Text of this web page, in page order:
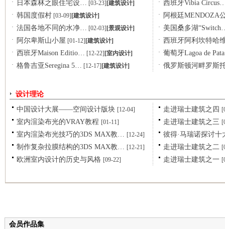
·
日本森林之眼住宅设… [03-23] [建筑设计]
· 韩国度假村[03-09] [建筑设计]
· 法国各地不同的水净… [02-03] [景观设计]
·
阿尔卑斯山小屋 [01-12] [建筑设计]
· 西班牙Maison Editio… [12-22] [室内设计]
· 格鲁吉亚Seregina 5… [12-17] [建筑设计]
· 西班牙Vibia
· 阿根廷MENDOZA
· 美国桑多湖
· 西班牙阿利坎特哈
· 葡萄牙Lagoa de
· 俄罗斯顿河畔罗斯
设计理论
中国设计大展——空间设计版块 [12-04]
室内渲染布光的VRAY教程 [01-11]
室内渲染布光技巧的3DS MAX教… [12-24]
制作复杂拉膜结构的3DS MAX教… [12-21]
欧洲室内设计的历史与风格 [09-22]
走进瑞士建筑之四
走进瑞士建筑之三
彼得·马瑞诺探讨十
走进瑞士建筑之二
走进瑞士建筑之一
会员作品集